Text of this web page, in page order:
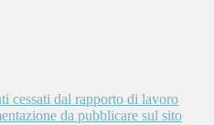
cessati dal rapporto di lavoro
da pubblicare sul sito